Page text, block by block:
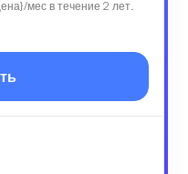
мес в течение 2 лет.